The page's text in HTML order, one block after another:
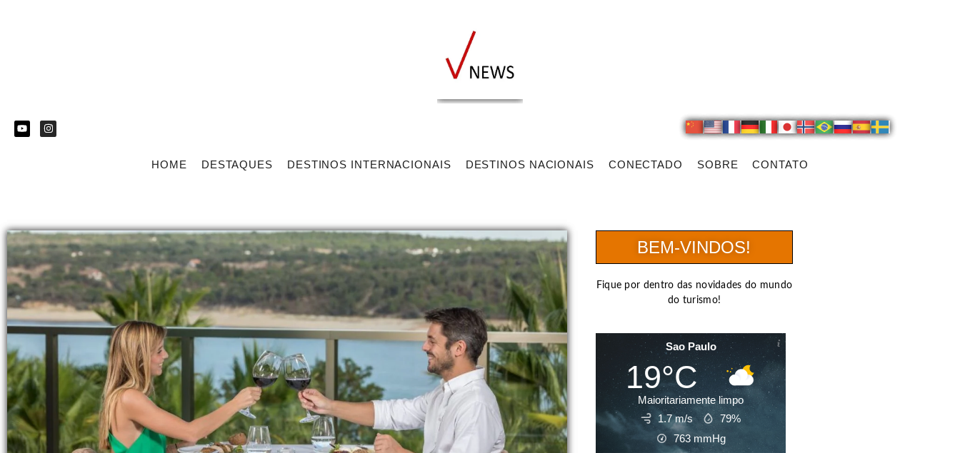
HOME DESTAQUES DESTINOS INTERNACIONAIS DESTINOS NACIONAIS CONECTADO SOBRE CONTATO
BEM-VINDOS!
Fique por dentro das novidades do mundo
do turismo!
Sao Paulo
19°C
Maioritariamente limpo
1.7 m/s
79%
763 mmHg